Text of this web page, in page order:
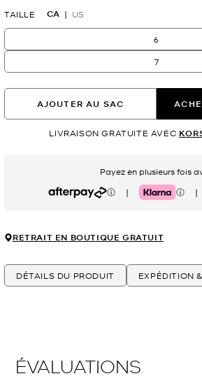
TAILLE CA US
6
7
AJOUTER AU SAC
LIVRAISON GRATUITE AVEC
Payez en plusieurs fois
Afterpay | Klarna |
RETRAIT EN BOUTIQUE GRATUIT
DÉTAILS DU PRODUIT EXPÉDITION